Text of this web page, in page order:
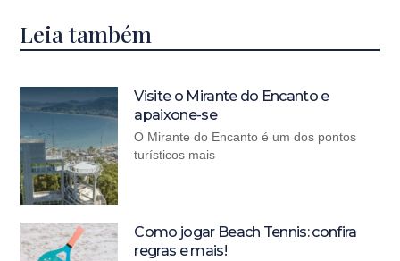
Leia também
Visite o Mirante do Encanto e
apaixone-se
O Mirante do Encanto é um dos pontos
turísticos mais
Como jogar Beach Tennis: confira
regras e mais!